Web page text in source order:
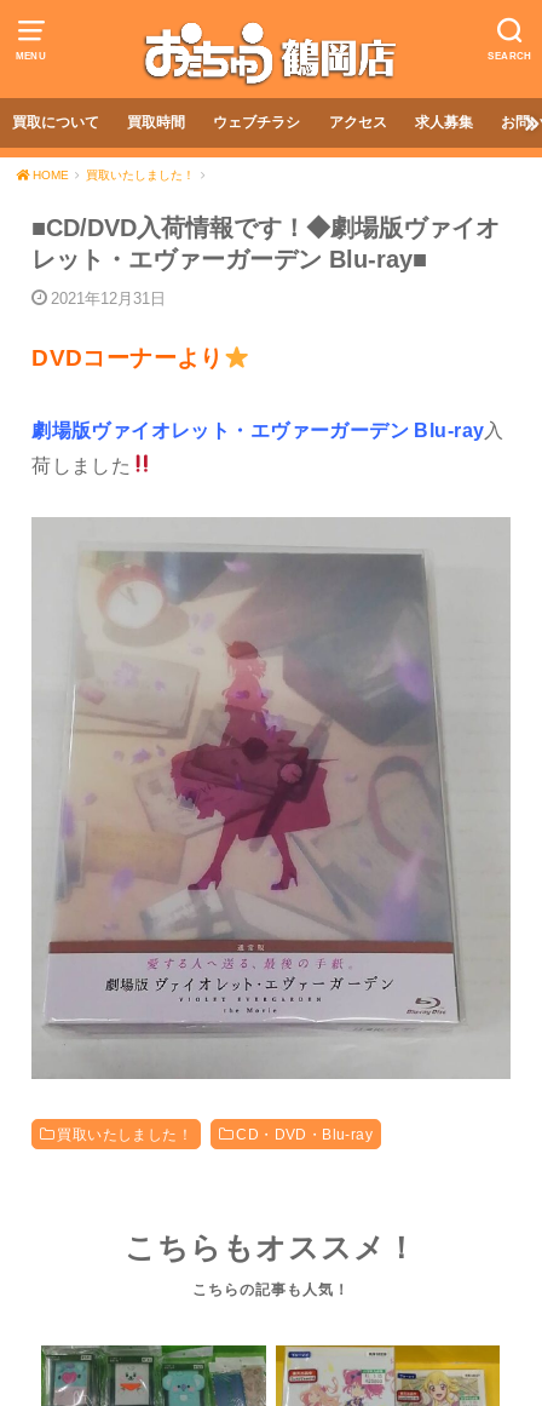
MENU SEARCH
買取について 買取時間 ウェブチラシ アクセス 求人募集 お問
HOME 買取いたしました！
■CD/DVD入荷情報です！◆劇場版ヴァイオ
レット・エヴァーガーデン Blu-ray■
2021年12月31日
DVDコーナーより
劇場版ヴァイオレット・エヴァーガーデン Blu-ray入
荷しました
買取いたしました！ CD・DVD・Blu-ray
こちらもオススメ！